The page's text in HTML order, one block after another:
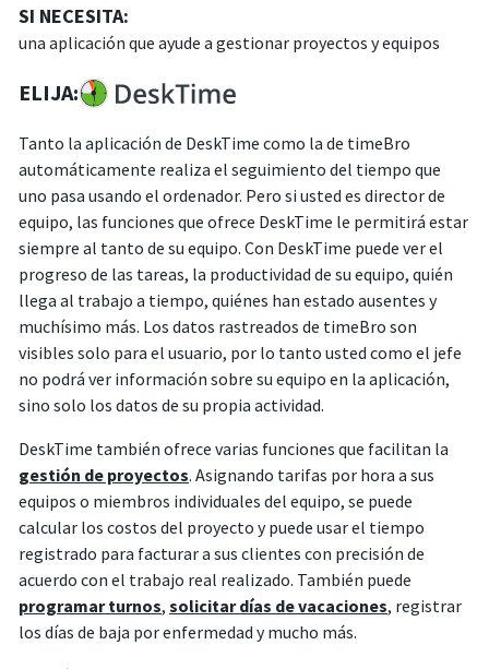
SI NECESITA:
una aplicación que ayude a gestionar proyectos y equipos
ELIJA:
Tanto la aplicación de DeskTime como la de timeBro
automáticamente realiza el seguimiento del tiempo que
uno pasa usando el ordenador. Pero si usted es director de
equipo, las funciones que ofrece DeskTime le permitirá estar
siempre al tanto de su equipo. Con DeskTime puede ver el
progreso de las tareas, la productividad de su equipo, quién
llega al trabajo a tiempo, quiénes han estado ausentes y
muchísimo más. Los datos rastreados de timeBro son
visibles solo para el usuario, por lo tanto usted como el jefe
no podrá ver información sobre su equipo en la aplicación,
sino solo los datos de su propia actividad.
DeskTime también ofrece varias funciones que facilitan la
gestión de proyectos. Asignando tarifas por hora a sus
equipos o miembros individuales del equipo, se puede
calcular los costos del proyecto y puede usar el tiempo
registrado para facturar a sus clientes con precisión de
acuerdo con el trabajo real realizado. También puede
programar turnos, solicitar días de vacaciones, registrar
los días de baja por enfermedad y mucho más.